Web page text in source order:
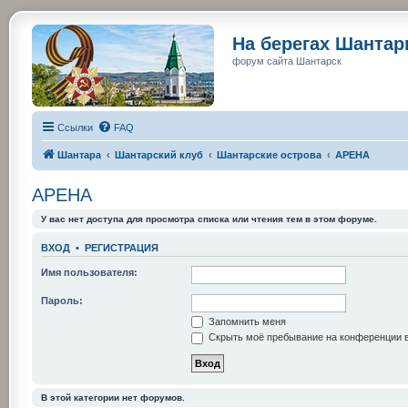
На берегах
форум сайта Шантарск
Ссылки FAQ
Шантара Шантарский клуб Шантарские острова АРЕНА
АРЕНА
У вас нет доступа для просмотра списка или чтения тем в этом форуме.
ВХОД • РЕГИСТРАЦИЯ
Имя пользователя:
Пароль:
Запомнить меня
Скрыть моё пребывание на конференции
В этой категории нет форумов.